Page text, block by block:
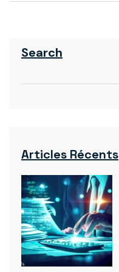
Search
Articles Récents